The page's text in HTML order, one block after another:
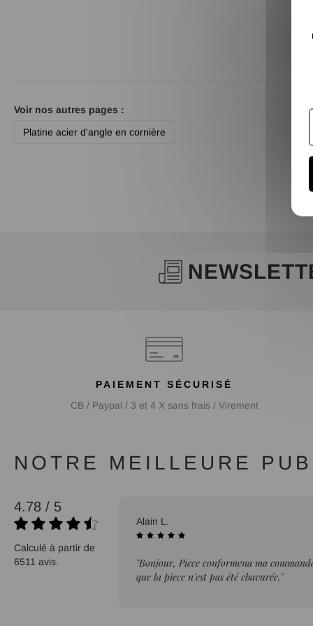
Voir nos autres pages :
Platine acier d'angle en cornière
PAIEMENT SÉCURISÉ
CB / Paypal / 3 et 4 X sans frais / Virement
NOTRE MEILLEURE
4.78 / 5
Calculé à partir de
6511 avis.
02/08/2026 Alain L.
"Bonjour, Piece conformena ma
que la piece n'est pas été ebavurée."